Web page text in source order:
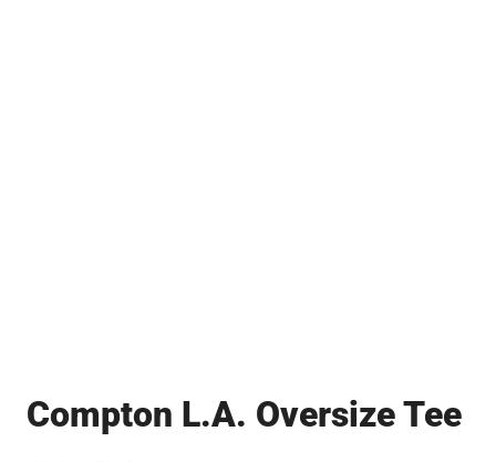
Compton L.A. Oversize Tee